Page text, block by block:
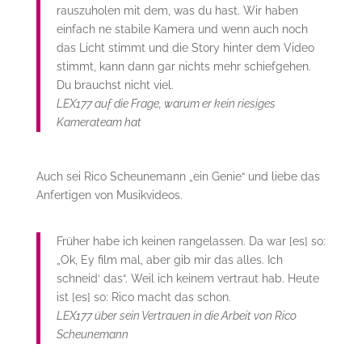
rauszuholen mit dem, was du hast. Wir haben
einfach ne stabile Kamera und wenn auch noch
das Licht stimmt und die Story hinter dem Video
stimmt, kann dann gar nichts mehr schiefgehen.
Du brauchst nicht viel.
LEX177 auf die Frage, warum er kein riesiges
Kamerateam hat
Auch sei Rico Scheunemann „ein Genie“ und liebe das
Anfertigen von Musikvideos.
Früher habe ich keinen rangelassen. Da war [es] so:
„Ok, Ey film mal, aber gib mir das alles. Ich
schneid‘ das“. Weil ich keinem vertraut hab. Heute
ist [es] so: Rico macht das schon.
LEX177 über sein Vertrauen in die Arbeit von Rico
Scheunemann